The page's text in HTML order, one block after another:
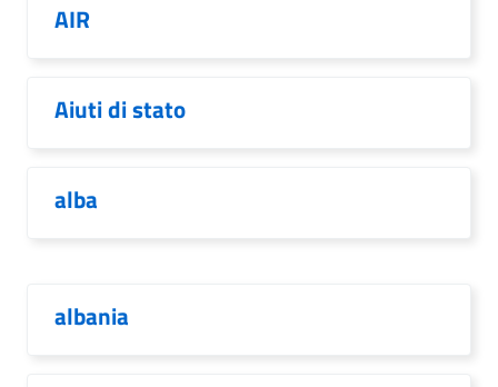
AIR
Aiuti di stato
alba
albania